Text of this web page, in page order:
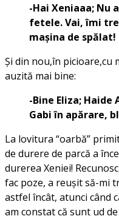
-Hai Xeniaaa; Nu
fetele. Vai, îmi
mașina de spălat!
Și din nou,în picioare,cu
auzită mai bine:
-Bine Eliza; Haide
Gabi în apărare,
La lovitura “oarbă”
de durere de parcă a
durerea Xeniei!
fac poze, a reușit să-mi
astfel încât, atunci când
am constat că sunt ud